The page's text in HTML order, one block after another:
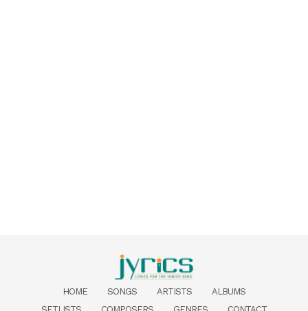
HOME SONGS ARTISTS
ALBUMS